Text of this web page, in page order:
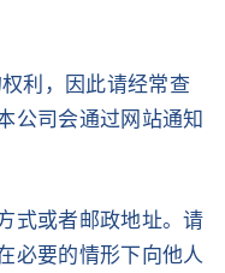
利，因此请经常查
公司会通过网站通知
式或者邮政地址。请
必要的情形下向他人